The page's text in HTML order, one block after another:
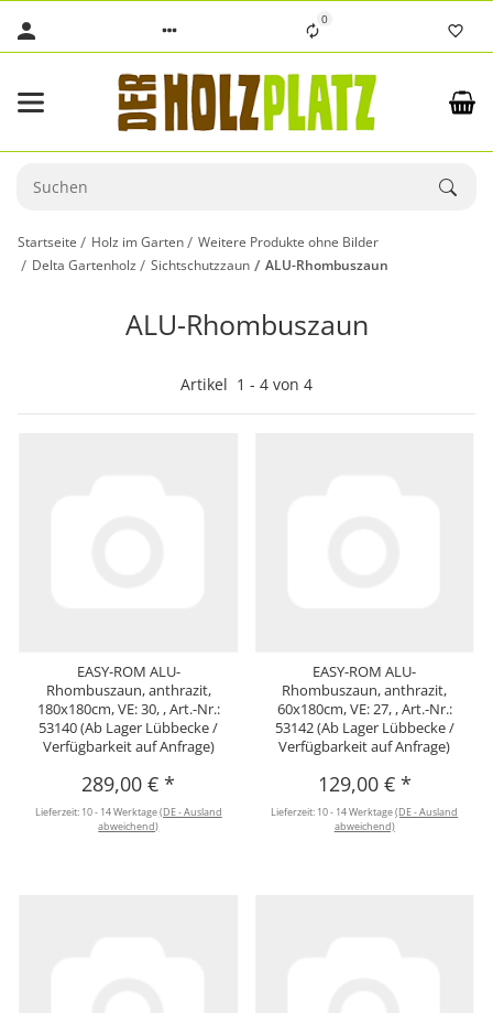
0
Startseite Holz im Garten
Weitere Produkte ohne Bilder
Delta Gartenholz
Sichtschutzzaun ALU-Rhombuszaun
ALU-Rhombuszaun
Artikel 1 - 4 von 4
EASY-ROM ALU-
Rhombuszaun, anthrazit,
180x180cm, VE: 30, , Art.-Nr.:
53140 (Ab Lager Lübbecke /
Verfügbarkeit auf Anfrage)
289,00 €*
Lieferzeit: 10 - 14 Werktage(DE - Ausland
abweichend)
EASY-ROM ALU-
Rhombuszaun, anthrazit,
60x180cm, VE: 27, , Art.-Nr.:
53142 (Ab Lager Lübbecke /
Verfügbarkeit auf Anfrage)
129,00 € *
Lieferzeit: 10 - 14 Werktage(DE - Ausland
abweichend)